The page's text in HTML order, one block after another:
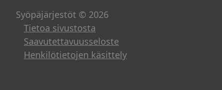
Syöpäjärjestöt © 2026
Tietoa sivustosta
Saavutettavuusseloste
Henkilötietojen käsittely